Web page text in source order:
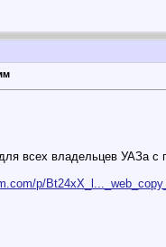
всех владельцев УАЗа с
p/